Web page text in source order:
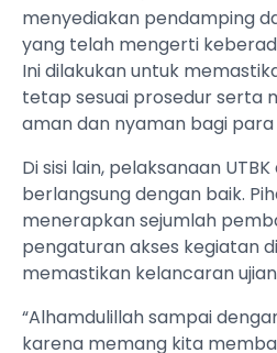
menyediakan pendamping
yang telah mengerti
Ini dilakukan untuk
tetap sesuai prosedur serta
aman dan nyaman bagi
Di sisi lain, pelaksanaan
berlangsung dengan baik.
menerapkan sejumlah
pengaturan akses kegiatan
memastikan kelancaran ujian
“Alhamdulillah sampai
karena memang kita